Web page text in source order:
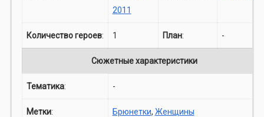
2011
Количество героев: 1 План: -
Сюжетные характеристики
Тематика: -
Метки: Брюнетки, Женщины